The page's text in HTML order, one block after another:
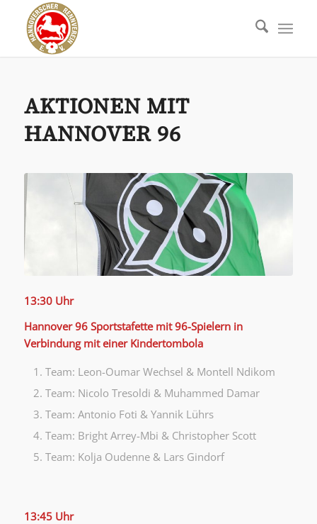
AKTIONEN MIT
HANNOVER 96
13:30 Uhr
Hannover 96 Sportstafette mit 96-Spielern in
Verbindung mit einer Kindertombola
Team: Leon-Oumar Wechsel & Montell Ndikom
Team: Nicolo Tresoldi & Muhammed Damar
Team: Antonio Foti & Yannik Lührs
Team: Bright Arrey-Mbi & Christopher Scott
Team: Kolja Oudenne & Lars Gindorf
13:45 Uhr